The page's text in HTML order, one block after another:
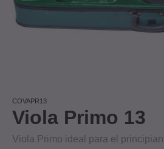
COVAPR13
Viola Primo 13
Viola Primo ideal para el